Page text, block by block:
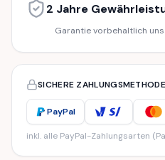
2 Jahre
Garantie vorbehaltlich
SICHERE
PayPal
inkl. alle PayPal-Zahlungsarten